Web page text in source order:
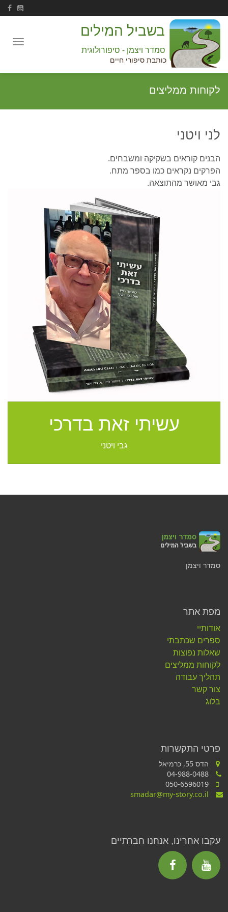
Toggle
בשביל המילים
סמדר ויצמן - סיפורולוגית
כותבת סיפורי חיים
לקוחות ממליצים
לני ויטני
הבנים קוראים בשקיקה ומשבחים.
הפרקים נקראים כמו בספר מתח.
גבי מאושר מהתוצאה.
עשיתי זאת בדרכי
גבי ויטני
סמדר ויצמן
מפת אתר
אודותיי
ספרים שכתבתי
שאלות נפוצות
לקוחות ממליצים
תהליך עבודה
צור קשר
בלוג
פרטי התקשרות
הדס 55, כרמיאל
smadar@my-story.co.il
עקבו אחרינו, אנחנו חברתיים